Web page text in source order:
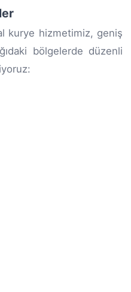
kurye hizmetimiz, geniş
bölgelerde düzenli